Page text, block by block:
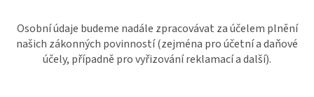
Osobní údaje budeme nadále zpracovávat za účelem plnění
našich zákonných povinností (zejména pro účetní a daňové
účely, případně pro vyřizování reklamací a další).